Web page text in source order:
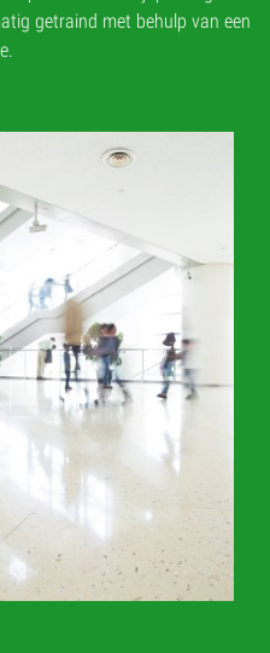
getraind met behulp van een